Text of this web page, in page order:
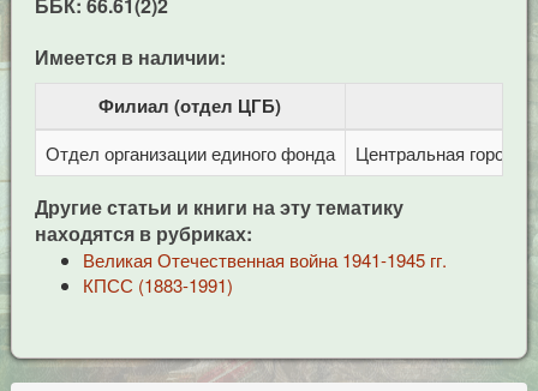
Имеется в наличии:
Филиал (отдел ЦГБ)
Отдел организации единого фонда Центральная
Другие статьи и книги на эту тематику
находятся в рубриках:
Великая Отечественная война 1941-1945 гг.
КПСС (1883-1991)